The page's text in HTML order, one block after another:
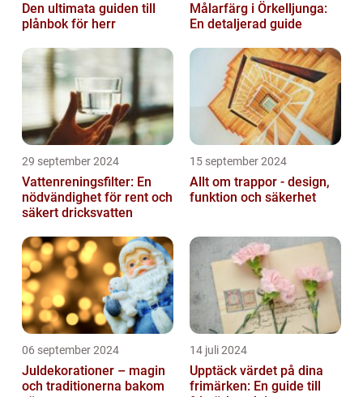
Den ultimata guiden till
plånbok för herr
Målarfärg i Örkelljunga:
En detaljerad guide
29 september 2024
Vattenreningsfilter: En
nödvändighet för rent och
säkert dricksvatten
15 september 2024
Allt om trappor - design,
funktion och säkerhet
06 september 2024
Juldekorationer – magin
och traditionerna bakom
14 juli 2024
Upptäck värdet på dina
frimärken: En guide till